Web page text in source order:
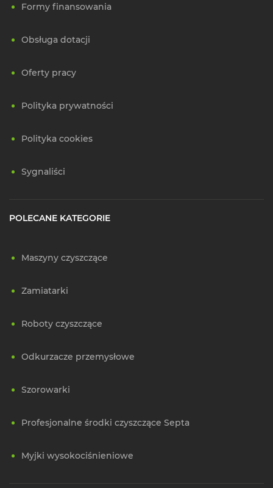
Formy finansowania
Obsługa dotacji
Oferty pracy
Polityka prywatności
Polityka cookies
Sygnaliści
POLECANE KATEGORIE
Maszyny czyszczące
Zamiatarki
Roboty czyszczące
Odkurzacze przemysłowe
Szorowarki
Profesjonalne środki czyszczące Septa
Myjki wysokociśnieniowe